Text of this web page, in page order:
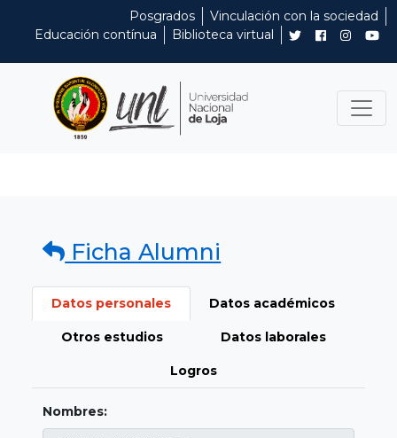
Posgrados
Vinculación con la sociedad
Educación contínua
Biblioteca virtual
Ficha Alumni
Datos personales Datos académicos
Otros estudios Datos laborales
Logros
Nombres: